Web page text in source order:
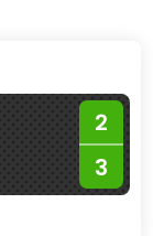
2
3